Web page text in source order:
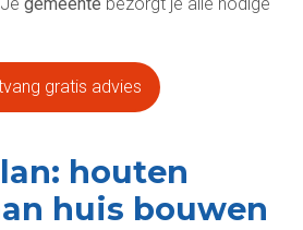
gratis advies
houten
huis bouwen